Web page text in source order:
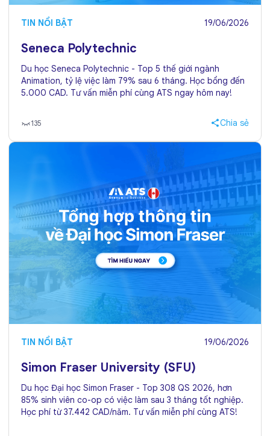
TIN NỔI BẬT 19/06/2026
Seneca Polytechnic
Du học Seneca Polytechnic - Top 5 thế giới ngành
Animation, tỷ lệ việc làm 79% sau 6 tháng. Học bổng đến
5.000 CAD. Tư vấn miễn phí cùng ATS ngay hôm nay!
135 Chia sẻ
TIN NỔI BẬT 19/06/2026
Simon Fraser University (SFU)
Du học Đại học Simon Fraser - Top 308 QS 2026, hơn
85% sinh viên co-op có việc làm sau 3 tháng tốt nghiệp.
Học phí từ 37.442 CAD/năm. Tư vấn miễn phí cùng ATS!